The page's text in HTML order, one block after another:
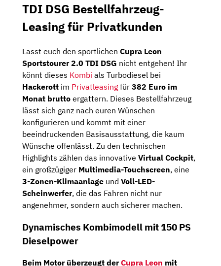
TDI DSG Bestellfahrzeug-
Leasing für Privatkunden
Lasst euch den sportlichen Cupra Leon
Sportstourer 2.0 TDI DSG nicht entgehen! Ihr
könnt dieses Kombi als Turbodiesel bei
Hackerott im Privatleasing für 382 Euro im
Monat brutto ergattern. Dieses Bestellfahrzeug
lässt sich ganz nach euren Wünschen
konfigurieren und kommt mit einer
beeindruckenden Basisausstattung, die kaum
Wünsche offenlässt. Zu den technischen
Highlights zählen das innovative Virtual Cockpit,
ein großzügiger Multimedia-Touchscreen, eine
3-Zonen-Klimaanlage und Voll-LED-
Scheinwerfer, die das Fahren nicht nur
angenehmer, sondern auch sicherer machen.
Dynamisches Kombimodell mit 150 PS
Dieselpower
Beim Motor überzeugt derCupra Leon mit